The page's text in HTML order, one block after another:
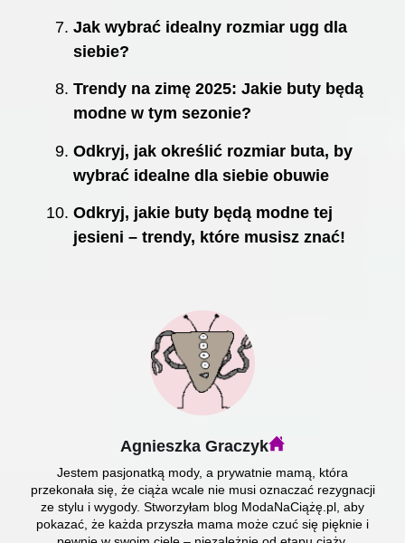
Jak wybrać idealny rozmiar ugg dla
siebie?
Trendy na zimę 2025: Jakie buty będą
modne w tym sezonie?
Odkryj, jak określić rozmiar buta, by
wybrać idealne dla siebie obuwie
Odkryj, jakie buty będą modne tej
jesieni – trendy, które musisz znać!
Agnieszka Graczyk
Jestem pasjonatką mody, a prywatnie mamą, która
przekonała się, że ciąża wcale nie musi oznaczać rezygnacji
ze stylu i wygody. Stworzyłam blog ModaNaCiążę.pl, aby
pokazać, że każda przyszła mama może czuć się pięknie i